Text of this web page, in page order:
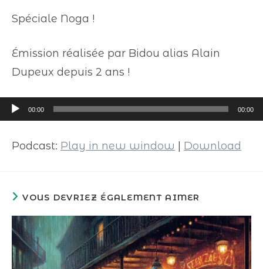
Spéciale Noga !
Émission réalisée par Bidou alias Alain
Dupeux depuis 2 ans !
Lecteur
audio
00:00 00:00
Podcast: Play in new window Download
VOUS DEVRIEZ ÉGALEMENT AIMER